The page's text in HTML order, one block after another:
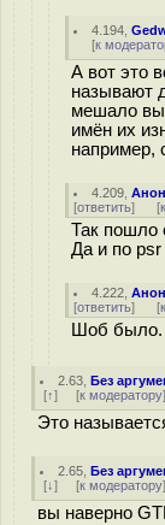
4.194 ,
[к
А вот это
называют
мешало
имён их
например,
4.209 ,
[ответить] [
Так пошло
Да и по psr
4.222 ,
[ответить] [
Шоб было.
2.63 ,Без
[↑] [к модератору]
Это
2.65 ,Без
[↓] [к модератору]
вы наверно